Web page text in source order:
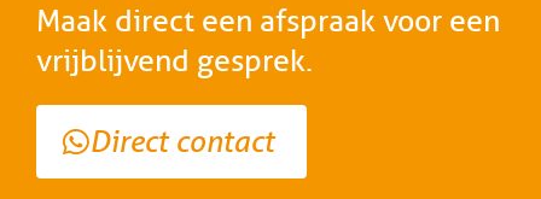
Maak direct een afspraak voor een
vrijblijvend gesprek.
Direct contact